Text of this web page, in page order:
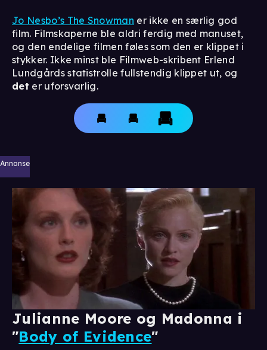
Jo Nesbo’s The Snowman er ikke en særlig god
film. Filmskaperne ble aldri ferdig med manuset,
og den endelige filmen føles som den er klippet i
stykker. Ikke minst ble Filmweb-skribent Erlend
Lundgårds statistrolle fullstendig klippet ut, og
det er uforsvarlig.
Annonse
Julianne Moore og Madonna i
"Body of Evidence"